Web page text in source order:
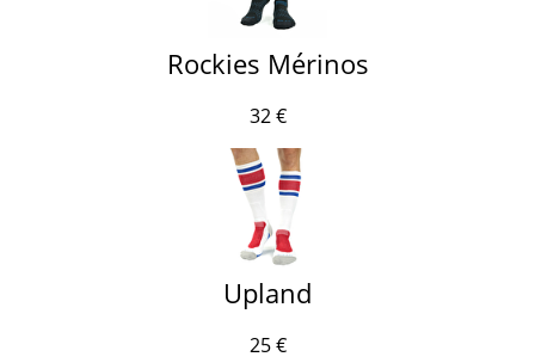
Rockies Mérinos
32 €
Upland
25 €